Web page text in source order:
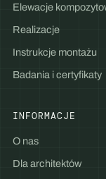
Elewacje
Realizacje
Instrukcje montażu
Badania i certyfikaty
INFORMACJE
O nas
Dla architektów